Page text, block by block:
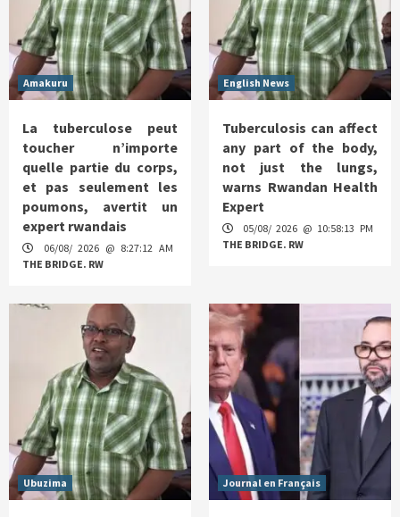
Amakuru
La tuberculose peut
toucher n’importe
quelle partie du corps,
et pas seulement les
poumons, avertit un
expert rwandais
06/08/ 2026 @ 8:27:12 AM
THE BRIDGE. RW
English News
Tuberculosis can affect
any part of the body,
not just the lungs,
warns Rwandan Health
Expert
05/08/ 2026 @ 10:58:13 PM
THE BRIDGE. RW
Ubuzima Journal en Français